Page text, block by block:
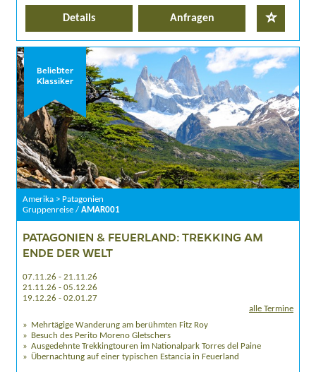
Details Anfragen
Beliebter
Klassiker
Amerika > Patagonien
Gruppenreise / AMAR001
PATAGONIEN & FEUERLAND: TREKKING AM
ENDE DER WELT
07.11.26 - 21.11.26
21.11.26 - 05.12.26
19.12.26 - 02.01.27
alle Termine
Mehrtägige Wanderung am berühmten Fitz Roy
Besuch des Perito Moreno Gletschers
Ausgedehnte Trekkingtouren im Nationalpark Torres del Paine
Übernachtung auf einer typischen Estancia in Feuerland